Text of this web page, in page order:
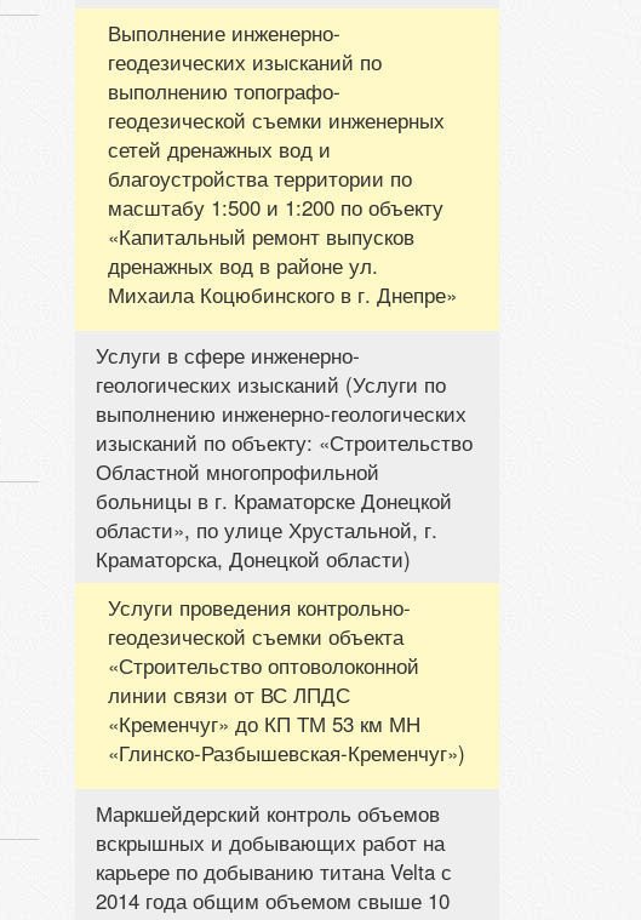
Выполнение инженерно-
геодезических изысканий по
выполнению топографо-
геодезической съемки инженерных
сетей дренажных вод и
благоустройства территории по
масштабу 1:500 и 1:200 по объекту
«Капитальный ремонт выпусков
дренажных вод в районе ул.
Михаила Коцюбинского в г. Днепре»
Услуги в сфере инженерно-
геологических изысканий (Услуги по
выполнению инженерно-геологических
изысканий по объекту: «Строительство
Областной многопрофильной
больницы в г. Краматорске Донецкой
области», по улице Хрустальной, г.
Краматорска, Донецкой области)
Услуги проведения контрольно-
геодезической съемки объекта
«Строительство оптоволоконной
линии связи от ВС ЛПДС
«Кременчуг» до КП ТМ 53 км МН
«Глинско-Разбышевская-Кременчуг»)
Маркшейдерский контроль объемов
вскрышных и добывающих работ на
карьере по добыванию титана Velta с
2014 года общим объемом свыше 10